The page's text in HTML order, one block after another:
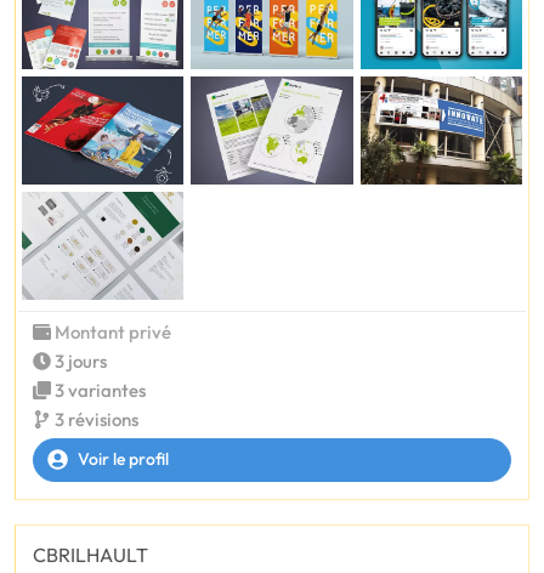
Montant privé
3 jours
3 variantes
3 révisions
Voir le profil
CBRILHAULT